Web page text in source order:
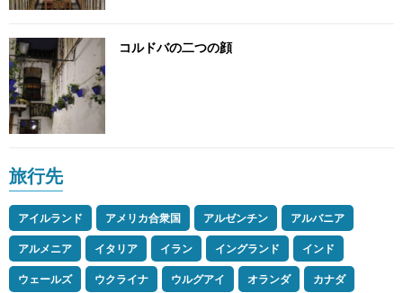
コルドバの二つの顔
旅行先
アイルランド アメリカ合衆国 アルゼンチン
アルバニア
アルメニア
イタリア イラン イングランド
インド
ウェールズ
ウクライナ ウルグアイ オランダ
カナダ